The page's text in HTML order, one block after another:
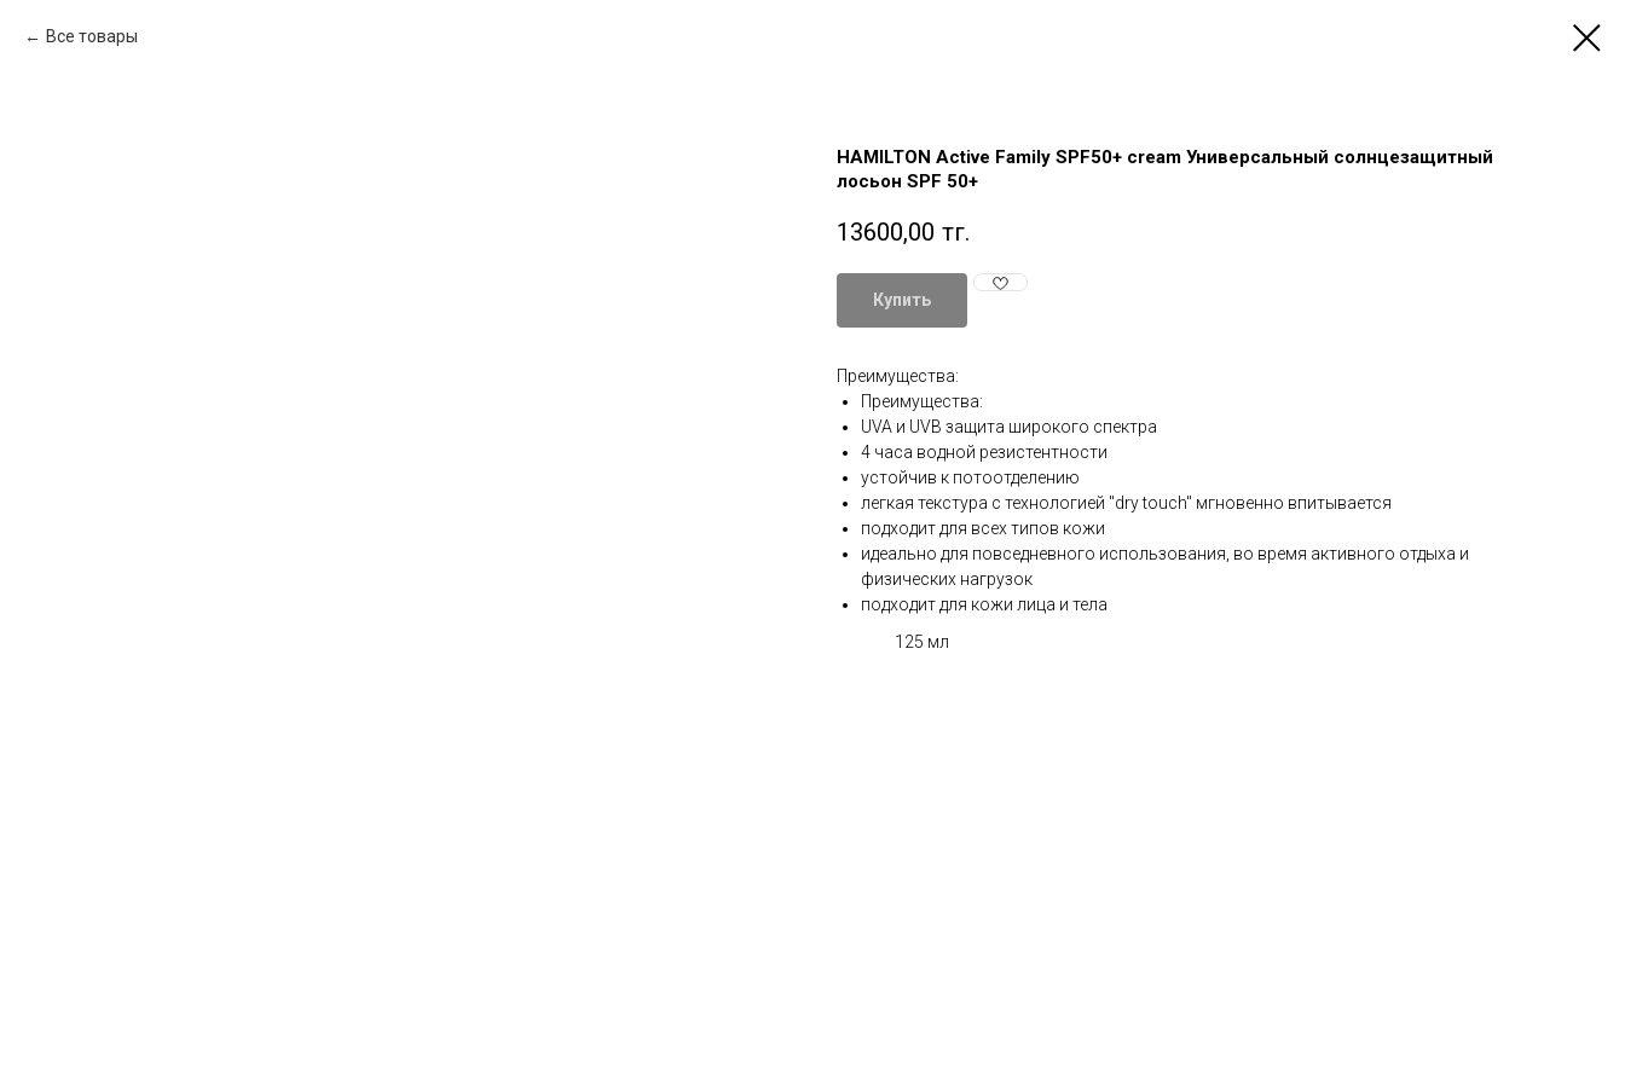
Все товары
HAMILTON Active Family SPF50+ cream Универсальный солнцезащитный
лосьон SPF 50+
13600,00 тг.
Купить
Преимущества:
Преимущества:
UVA и UVB защита широкого спектра
4 часа водной резистентности
устойчив к потоотделению
легкая текстура с технологией "dry touch" мгновенно впитывается
подходит для всех типов кожи
идеально для повседневного использования, во время активного отдыха и
физических нагрузок
подходит для кожи лица и тела
125 мл